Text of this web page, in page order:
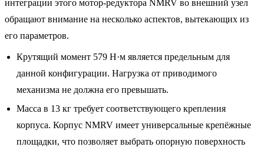
интеграции этого мотор-редуктора NMRV во внешний узел
обращают внимание на несколько аспектов, вытекающих из
его параметров.
Крутящий момент 579 Н·м является предельным для
данной конфигурации. Нагрузка от приводимого
механизма не должна его превышать.
Масса в 13 кг требует соответствующего крепления
корпуса. Корпус NMRV имеет универсальные крепёжные
площадки, что позволяет выбрать опорную поверхность